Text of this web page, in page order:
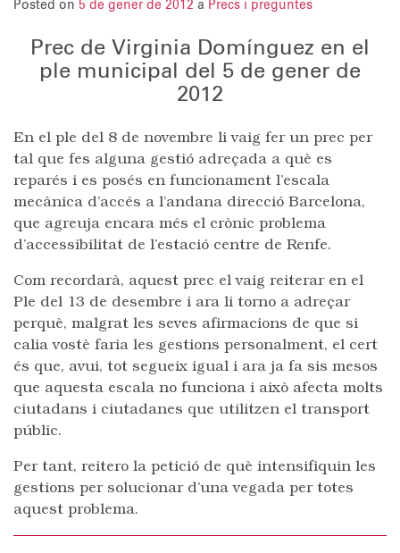
Posted on 5 de gener de 2012 a Precs i preguntes
Prec de Virginia Domínguez en el
ple municipal del 5 de gener de
2012
En el ple del 8 de novembre li vaig fer un prec per
tal que fes alguna gestió adreçada a què es
reparés i es posés en funcionament l’escala
mecànica d’accés a l’andana direcció Barcelona,
que agreuja encara més el crònic problema
d’accessibilitat de l’estació centre de Renfe.
Com recordarà, aquest prec el vaig reiterar en el
Ple del 13 de desembre i ara li torno a adreçar
perquè, malgrat les seves afirmacions de que si
calia vostè faria les gestions personalment, el cert
és que, avui, tot segueix igual i ara ja fa sis mesos
que aquesta escala no funciona i això afecta molts
ciutadans i ciutadanes que utilitzen el transport
públic.
Per tant, reitero la petició de què intensifiquin les
gestions per solucionar d’una vegada per totes
aquest problema.